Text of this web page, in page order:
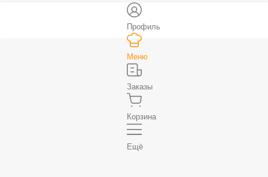
Профиль
Меню
Заказы
Корзина
Ещё